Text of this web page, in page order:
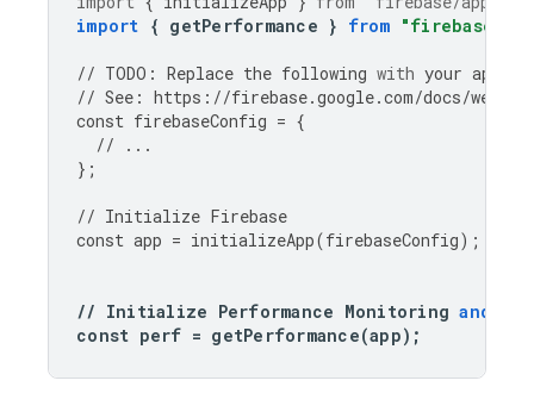
import { getPerformance } from "firebase/
// TODO : Replace the following with your app
// See : https : //firebase.google.com/docs/web
const firebaseConfig = {
//
...
};
// Initialize Firebase
const app = initializeApp(firebaseConfig);
// Initialize Performance Monitoring and
const perf = getPerformance(app);